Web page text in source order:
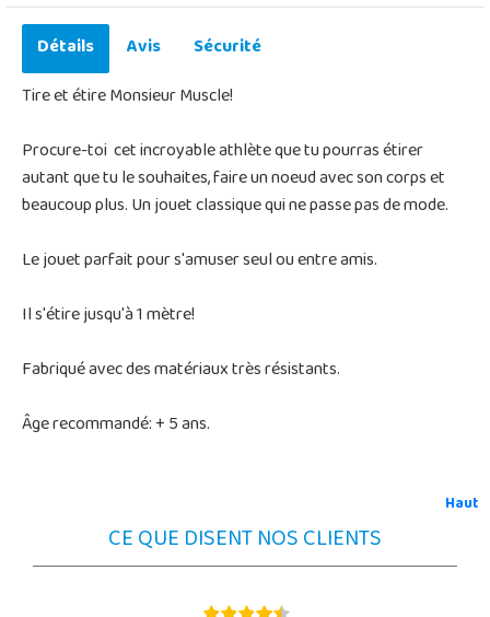
Détails Avis
Sécurité
Tire et étire Monsieur Muscle!
Procure-toi cet incroyable athlète que tu pourras étirer
autant que tu le souhaites, faire un noeud avec son corps et
beaucoup plus. Un jouet classique qui ne passe pas de mode.
Le jouet parfait pour s'amuser seul ou entre amis.
Il s'étire jusqu'à 1 mètre!
Fabriqué avec des matériaux très résistants.
Âge recommandé: + 5 ans.
Haut
CE QUE DISENT NOS CLIENTS